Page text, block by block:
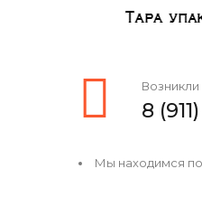
8
Мы находимся по